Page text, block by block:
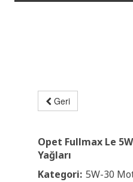
Geri
Opet Fullmax Le
Yağları
Kategori: 5W-30